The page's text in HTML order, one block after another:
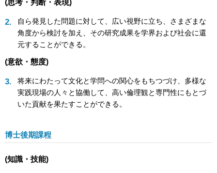
自ら発見した問題に対して、広い視野に立ち、さまざまな
角度から検討を加え、その研究成果を学界および社会に還
元することができる。
(意欲・態度)
将来にわたって文化と学問への関心をもちつづけ、多様な
実践現場の人々と協働して、高い倫理観と専門性にもとづ
いた貢献を果たすことができる。
博士後期課程
(知識・技能)